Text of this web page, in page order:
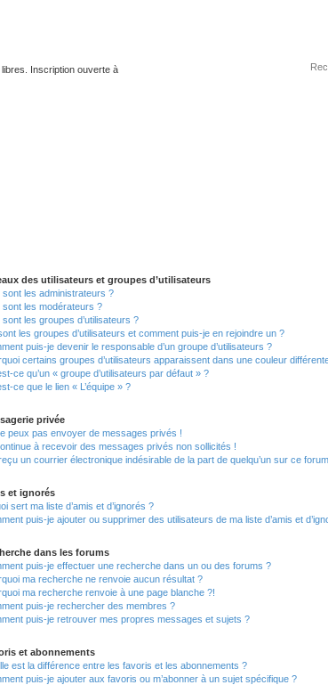
Inscription ouverte à
des utilisateurs et groupes d’utilisateurs
sont les administrateurs ?
sont les modérateurs ?
sont les groupes d’utilisateurs ?
les groupes d’utilisateurs et comment puis-je en rejoindre un ?
puis-je devenir le responsable d’un groupe d’utilisateurs ?
certains groupes d’utilisateurs apparaissent dans une couleur
ce qu’un « groupe d’utilisateurs par défaut » ?
ce que le lien « L’équipe » ?
privée
peux pas envoyer de messages privés !
à recevoir des messages privés non sollicités !
un courrier électronique indésirable de la part de quelqu’un sur ce
et ignorés
sert ma liste d’amis et d’ignorés ?
puis-je ajouter ou supprimer des utilisateurs de ma liste d’amis et
dans les forums
puis-je effectuer une recherche dans un ou des forums ?
ma recherche ne renvoie aucun résultat ?
ma recherche renvoie à une page blanche ?!
puis-je rechercher des membres ?
puis-je retrouver mes propres messages et sujets ?
et abonnements
est la différence entre les favoris et les abonnements ?
puis-je ajouter aux favoris ou m’abonner à un sujet spécifique ?